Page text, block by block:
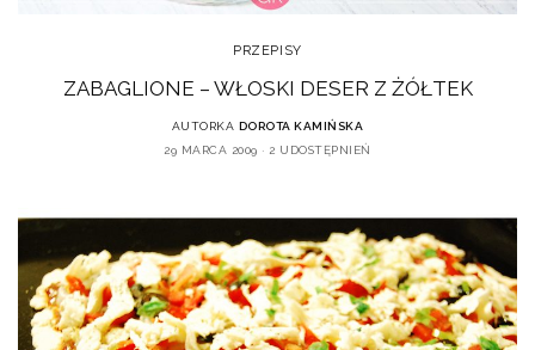
PRZEPISY
ZABAGLIONE – WŁOSKI DESER Z ŻÓŁTEK
AUTORKA DOROTA KAMIŃSKA
29 MARCA 2009
2 UDOSTĘPNIEŃ